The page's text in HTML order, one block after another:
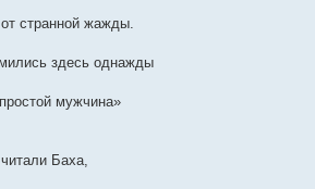
странной жажды.
здесь однажды
мужчина»
Баха,